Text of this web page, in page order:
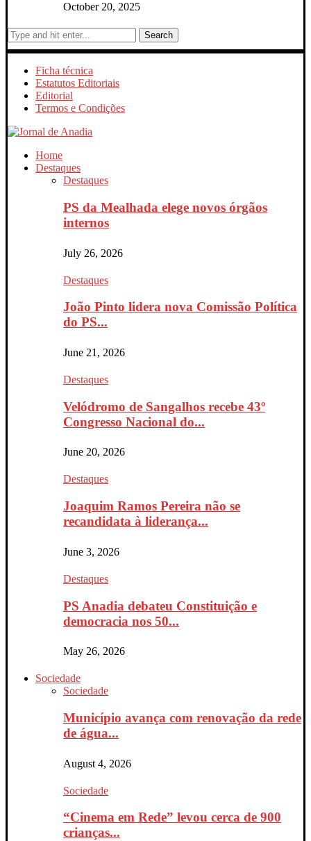
October 20, 2025
Search
Ficha técnica
Estatutos Editoriais
Editorial
Termos e Condições
Home
Destaques
Destaques
PS da Mealhada elege novos órgãos
internos
July 26, 2026
Destaques
João Pinto lidera nova Comissão Política
do PS...
June 21, 2026
Destaques
Velódromo de Sangalhos recebe 43º
Congresso Nacional do...
June 20, 2026
Destaques
Joaquim Ramos Pereira não se
recandidata à liderança...
June 3, 2026
Destaques
PS Anadia debateu Constituição e
democracia nos 50...
May 26, 2026
Sociedade
Sociedade
Município avança com renovação da rede
de água...
August 4, 2026
Sociedade
“Cinema em Rede” levou cerca de 900
crianças...